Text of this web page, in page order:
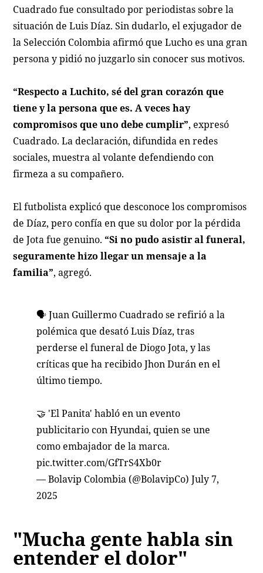
Cuadrado fue consultado por periodistas sobre la
situación de Luis Díaz. Sin dudarlo, el exjugador de
la Selección Colombia afirmó que Lucho es una gran
persona y pidió no juzgarlo sin conocer sus motivos.
“Respecto a Luchito, sé del gran corazón que
tiene y la persona que es. A veces hay
compromisos que uno debe cumplir”, expresó
Cuadrado. La declaración, difundida en redes
sociales, muestra al volante defendiendo con
firmeza a su compañero.
El futbolista explicó que desconoce los compromisos
de Díaz, pero confía en que su dolor por la pérdida
de Jota fue genuino. “Si no pudo asistir al funeral,
seguramente hizo llegar un mensaje a la
familia”, agregó.
🗣️ Juan Guillermo Cuadrado se refirió a la
polémica que desató Luis Díaz, tras
perderse el funeral de Diogo Jota, y las
críticas que ha recibido Jhon Durán en el
último tiempo.
🤝 'El Panita' habló en un evento
publicitario con Hyundai, quien se une
como embajador de la marca.
pic.twitter.com/GfTrS4Xb0r
— Bolavip Colombia (@BolavipCo)July 7,
2025
"Mucha gente habla sin
entender el dolor"